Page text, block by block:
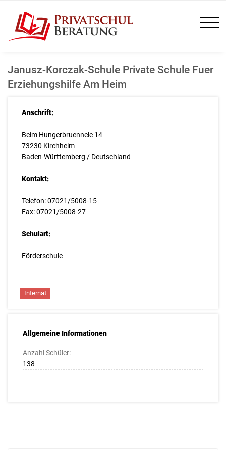
Janusz-Korczak-Schule Private Schule Fuer
Erziehungshilfe Am Heim
Anschrift:
Beim Hungerbruennele 14
73230 Kirchheim
Baden-Württemberg / Deutschland
Kontakt:
Telefon: 07021/5008-15
Fax: 07021/5008-27
Schulart:
Förderschule
Internat
Allgemeine Informationen
Anzahl Schüler:
138